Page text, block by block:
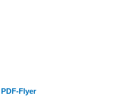
PDF-Flyer